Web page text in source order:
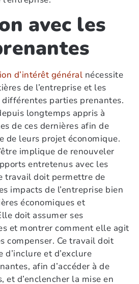
avec les
d’intérêt général nécessite
de l’entreprise et les
parties prenantes.
longtemps appris à
de ces dernières afin de
de leurs projet économique.
implique de renouveler
entretenus avec les
travail doit permettre de
impacts de l’entreprise bien
économiques et
doit assumer ses
et montrer comment elle agit
compenser. Ce travail doit
et d’exclure
afin d’accéder à de
et d’enclencher la mise en